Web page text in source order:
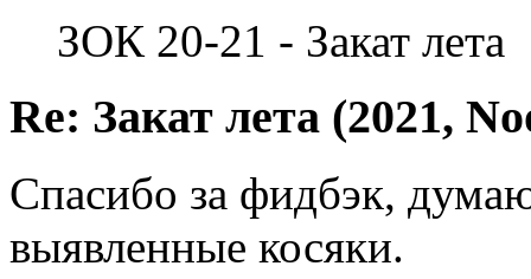
ЗОК 20-21 - Закат лета
Re: Закат лета (2021,
Спасибо за фидбэк,
выявленные косяки.